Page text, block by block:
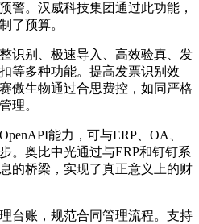
警。汉威科技集团通过此功能，
了预算。
识别、极速导入、高效验真、发
等多种功能。提高发票识别效
傲生物通过合思费控，如同严格
理。
能力，可与ERP、OA、
。奥比中光通过与ERP和钉钉系
的桥梁，实现了真正意义上的财
台账，规范合同管理流程。支持